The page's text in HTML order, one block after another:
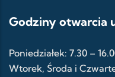
Godziny otwarcia
Poniedziałek: 7.30 –
Wtorek, Środa i